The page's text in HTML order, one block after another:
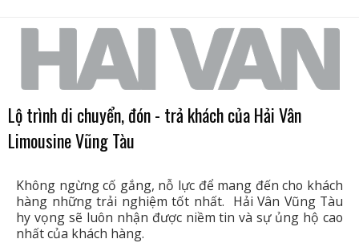
Lộ trình di chuyển, đón - trả khách của Hải Vân
Limousine Vũng Tàu
Không ngừng cố gắng, nỗ lực để mang đến cho khách
hàng những trải nghiệm tốt nhất. Hải Vân Vũng Tàu
hy vọng sẽ luôn nhận được niềm tin và sự ủng hộ cao
nhất của khách hàng.